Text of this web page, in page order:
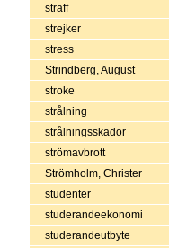
straff
strejker
stress
Strindberg, August
stroke
strålning
strålningsskador
strömavbrott
Strömholm, Christer
studenter
studerandeekonomi
studerandeutbyte